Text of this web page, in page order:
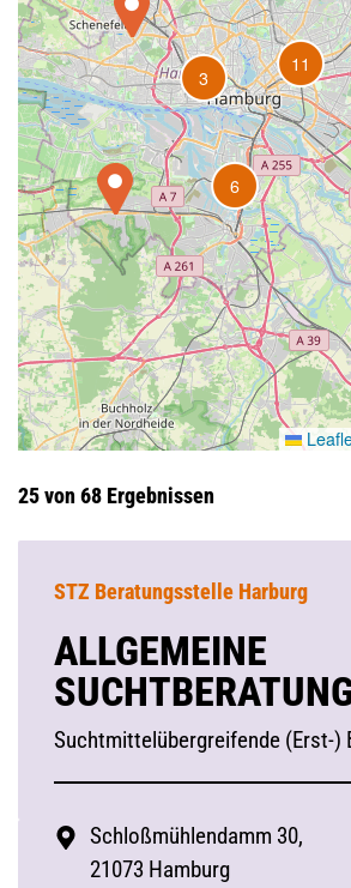
6
3
11
25 von 68 Ergebnissen
STZ Beratungsstelle Harburg
ALLGEMEINE
Suchtmittelübergreifende (Erst-)
Schloßmühlendamm 30,
21073 Hamburg